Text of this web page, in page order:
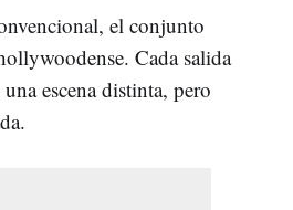
el conjunto
Cada salida
escena distinta, pero